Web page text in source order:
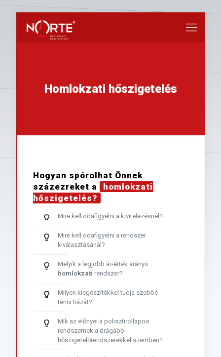
Homlokzati hőszigetelés
Hogyan spórolhat Önnek
százezreket a
homlokzati
hőszigetelés?
Mire kell odafigyelni a kivitelezésnél?
Mire kell odafigyelni a rendszer
kiválasztásánál?
Melyik a legjobb ár-érték arányú
homlokzati rendszer?
Milyen kiegészítőkkel tudja szebbé
tenni házát?
Mik az előnyei a polisztirollapos
rendszernek a drágább
hőszigetelőrendszerekkel szemben?